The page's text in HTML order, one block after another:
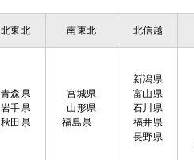
北東北 南東北 北信越
青森県
岩手県
秋田県
宮城県
山形県
福島県
新潟県
富山県
石川県
福井県
長野県